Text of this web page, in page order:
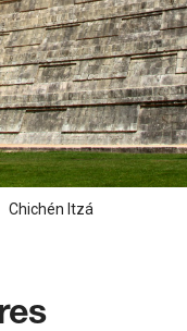
Chichén Itzá